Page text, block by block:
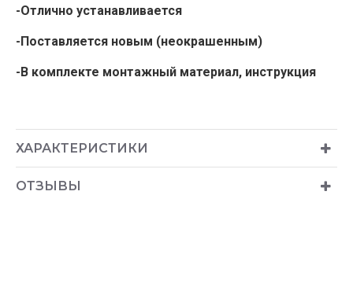
-Отлично устанавливается
-Поставляется новым (неокрашенным)
-В комплекте монтажный материал, инструкция
ХАРАКТЕРИСТИКИ
ОТЗЫВЫ